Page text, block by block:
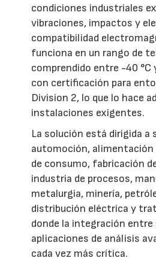
condiciones industriales
vibraciones, impactos y
compatibilidad
funciona en un rango de
comprendido entre -40 °C
con certificación para
Division 2, lo que lo hace
instalaciones exigentes.
La solución está dirigida a
automoción, alimentación
de consumo, fabricación
industria de procesos,
metalurgia, minería,
distribución eléctrica y
donde la integración entre
aplicaciones de análisis
cada vez más crítica.